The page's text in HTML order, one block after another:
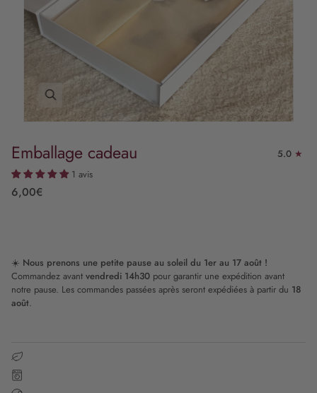
Emballage cadeau
5.0
1 avis
6,00€
☀️ Nous prenons une petite pause au soleil du 1er au 17 août !
Commandez avant vendredi 14h30 pour garantir une expédition avant
notre pause. Les commandes passées après seront expédiées à partir du 18
août.